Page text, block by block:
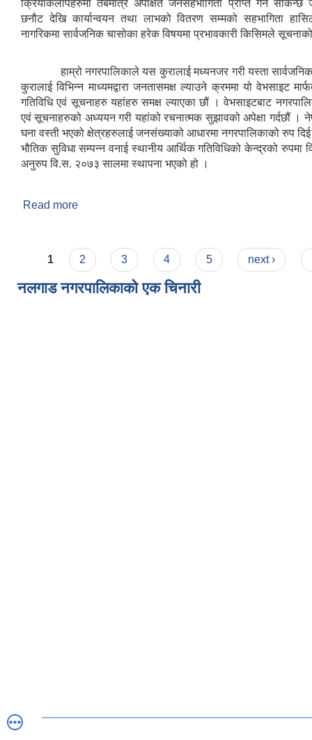
क्रियाकलापहरुमा तबमात्र अपेक्षित जनसहभागिता प्राप्त गर्न सकिन्छ
छनौट देखि कार्यान्वयन तथा लाभको वितरण सम्मको सहभागिता
नागरिकमा सार्वजनिक चासोका हरेक विषयमा प्रभावकारी किसिमले
हाम्रो नगरपालिकाले यस कुरालाई मध्यनजर गरी यस्ता
कुरालाई विभिन्न माध्यमद्वारा जनतासमक्ष ल्याउने क्रममा यो वेभसाइट
गतिविधि एवं सूचनाहरु यहांहरु समक्ष ल्याएका छौं । वेभसाइटबाट
एवं सूचनाहरुको अध्ययन गरी यहांको रचनात्मक सुझावको अपेक्षा गर्दछौं ।
घना वस्ती भएको क्षेत्रहरुलाई जनसंख्याको आधारमा नगरपालिकाको रुप
भौतिक सुविधा सम्पन्न वनाई स्थानीय आर्थिक गतिविधिको केन्द्रको रुपमा
अनुरुप वि.स. २०७३ सालमा स्थापना भएको हो ।
Read more
Pages
1 2 3 4 5 next ›
नलगाड नगरपालिकाको एक चिनारी